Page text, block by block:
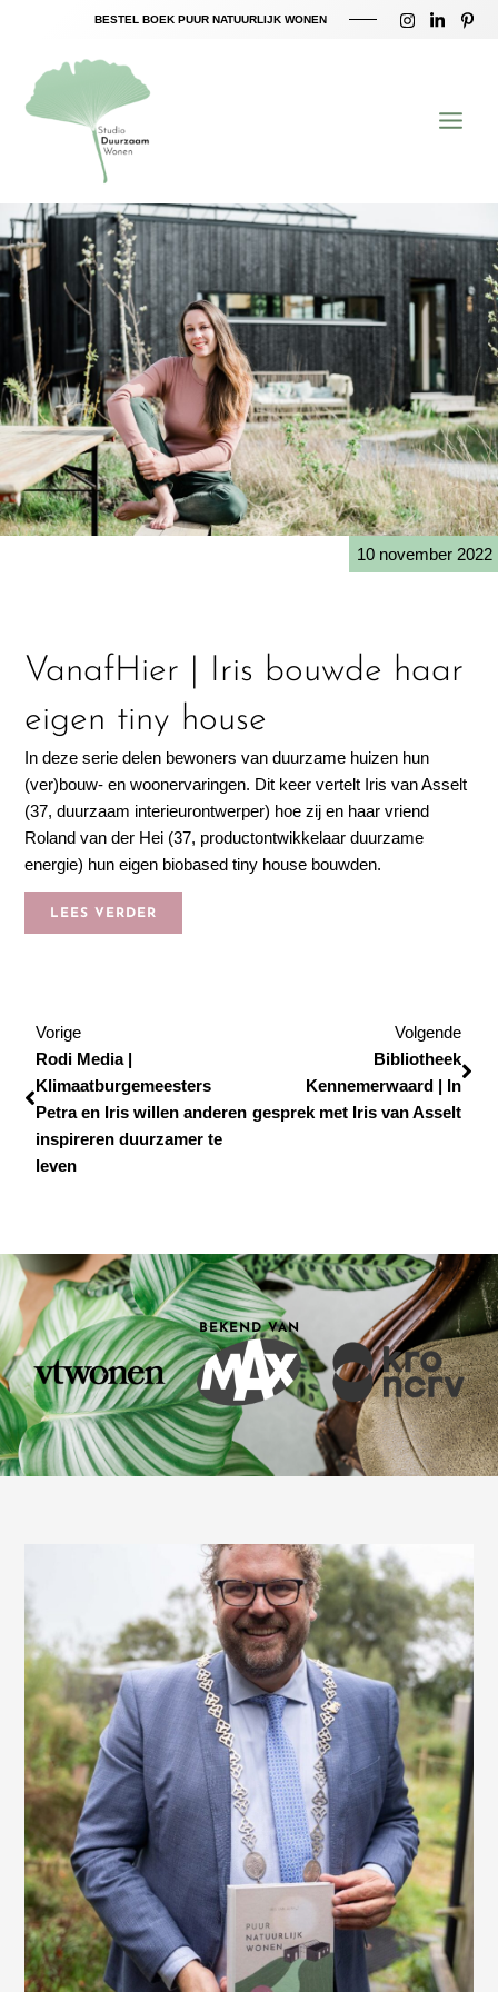
inhoud
BESTEL BOEK PUUR NATUURLIJK WONEN
10 november 2022
VanafHier | Iris bouwde haar
eigen tiny house
In deze serie delen bewoners van duurzame huizen hun
(ver)bouw- en woonervaringen. Dit keer vertelt Iris van Asselt
(37, duurzaam interieurontwerper) hoe zij en haar vriend
Roland van der Hei (37, productontwikkelaar duurzame
energie) hun eigen biobased tiny house bouwden.
LEES VERDER
Vorige
Vorige
Rodi Media |
Klimaatburgemeesters
Petra en Iris willen anderen
inspireren duurzamer te
leven
Volgende
Bibliotheek
Kennemerwaard | In
gesprek met Iris van Asselt
BEKEND VAN